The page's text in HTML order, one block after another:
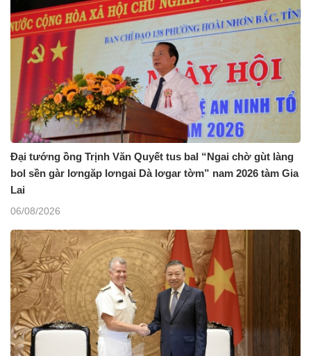
Đại tướng ồng Trịnh Văn Quyết tus bal “Ngai chờ gùt làng
bol sền gàr lơngăp lơngai Dà lơgar tờm” nam 2026 tàm Gia
Lai
06/08/2026